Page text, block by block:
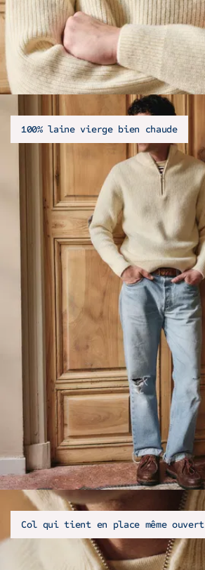
100% laine vierge bien chaude
Col qui tient en place même ouvert